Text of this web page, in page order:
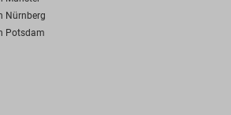
Nürnberg
Potsdam